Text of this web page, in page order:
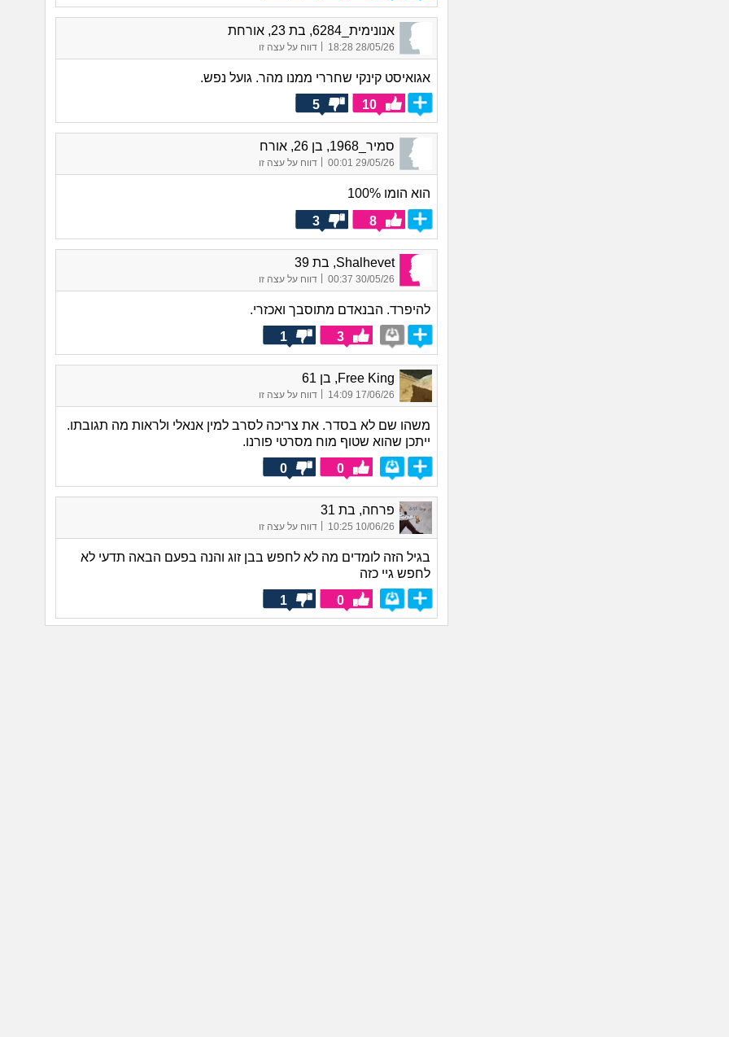
אנונימית_6284, בת 23, אורחת
28/05/26 18:28 דווח על עצה זו
אגואיסט קינקי שחררי ממנו מהר. גועל נפש.
10
5
סמיר_1968, בן 26, אורח
29/05/26 00:01 דווח על עצה זו
הוא הומו 100%
8
3
Shalhevet, בת 39
30/05/26 00:37
| דווח על עצה זו
להיפרד. הבנאדם מתוסבך ואכזרי.
3
1
Free King, בן 61
17/06/26 14:09 דווח על עצה זו
משהו שם לא בסדר. את צריכה לסרב למין אנאלי ולראות מה תגובתו.
ייתכן שהוא שטוף מוח מסרטי פורנו.
0
0
פרחה, בת 31
10/06/26 10:25 דווח על עצה זו
בגיל הזה לומדים מה לא לחפש בבן זוג והנה בפעם הבאה תדעי לא
לחפש גיי כזה
0
1